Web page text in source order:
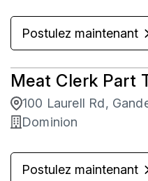
Postulez maintenant
Meat Clerk Part
100 Laurell Rd,
Dominion
Postulez maintenant